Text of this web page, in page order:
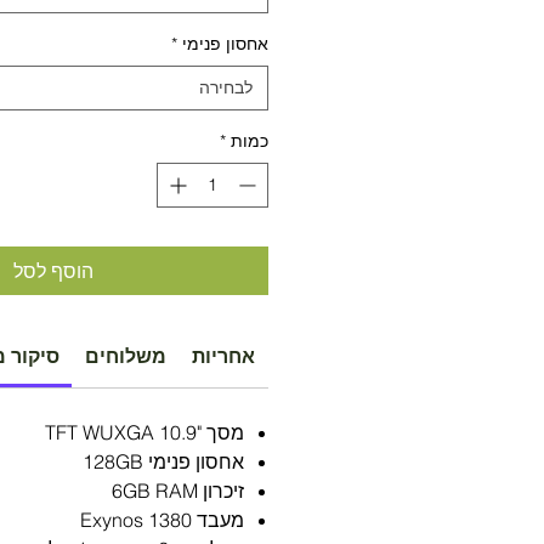
אחסון פנימי *
לבחירה
כמות *
הוסף לסל
סיקור משלוחים אחריות
מסך "10.9 TFT WUXGA
אחסון פנימי 128GB
זיכרון 6GB RAM
מעבד Exynos 1380